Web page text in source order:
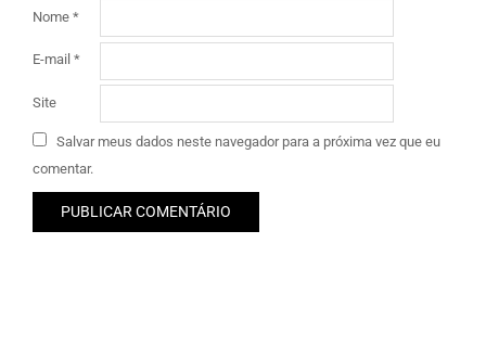
Nome *
E-mail *
Site
Salvar meus dados neste navegador para a próxima vez que eu
comentar.